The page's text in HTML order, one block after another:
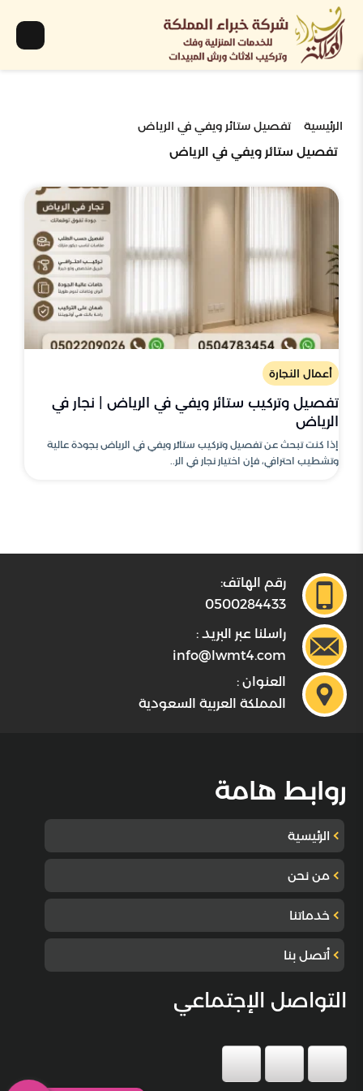
الرئيسية تفصيل ستائر ويفي في الرياض
تفصيل ستائر ويفي في الرياض
أعمال النجارة
تفصيل وتركيب ستائر ويفي في الرياض | نجار في
الرياض
إذا كنت تبحث عن تفصيل وتركيب ستائر ويفي في الرياض بجودة عالية
وتشطيب احترافي، فإن اختيار نجار في الر..
رقم الهاتف:
0500284433
راسلنا عبر البريد :
info@lwmt4.com
العنوان :
المملكة العربية السعودية
روابط هامة
الرئيسية
من نحن
خدماتنا
أتصل بنا
التواصل الإجتماعي